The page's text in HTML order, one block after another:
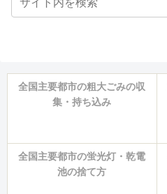
全国主要都市の粗大ごみの収
集・持ち込み
全国主要都市の蛍光灯・乾電
池の捨て方